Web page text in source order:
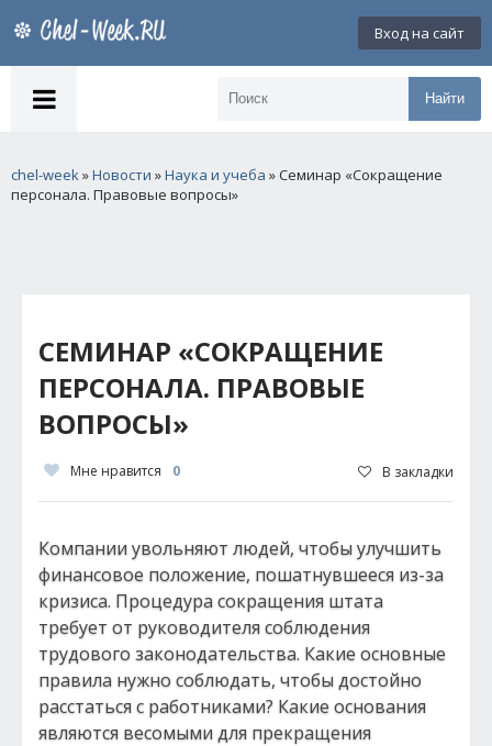
Вход на сайт
Найти
chel-week»Новости »Наука и учеба » Семинар «Сокращение
персонала. Правовые вопросы»
СЕМИНАР «СОКРАЩЕНИЕ
ПЕРСОНАЛА. ПРАВОВЫЕ
ВОПРОСЫ»
Мне нравится 0 В закладки
Компании увольняют людей, чтобы улучшить
финансовое положение, пошатнувшееся из-за
кризиса. Процедура сокращения штата
требует от руководителя соблюдения
трудового законодательства. Какие основные
правила нужно соблюдать, чтобы достойно
расстаться с работниками? Какие основания
являются весомыми для прекращения